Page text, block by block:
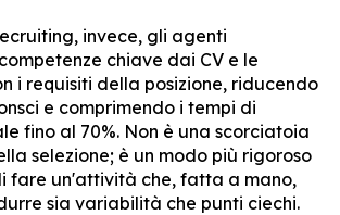
invece, gli agenti
chiave dai CV e le
i requisiti della posizione, riducendo
e comprimendo i tempi di
fino al 70%. Non è una scorciatoia
selezione; è un modo più rigoroso
fare un'attività che, fatta a mano,
sia variabilità che punti ciechi.